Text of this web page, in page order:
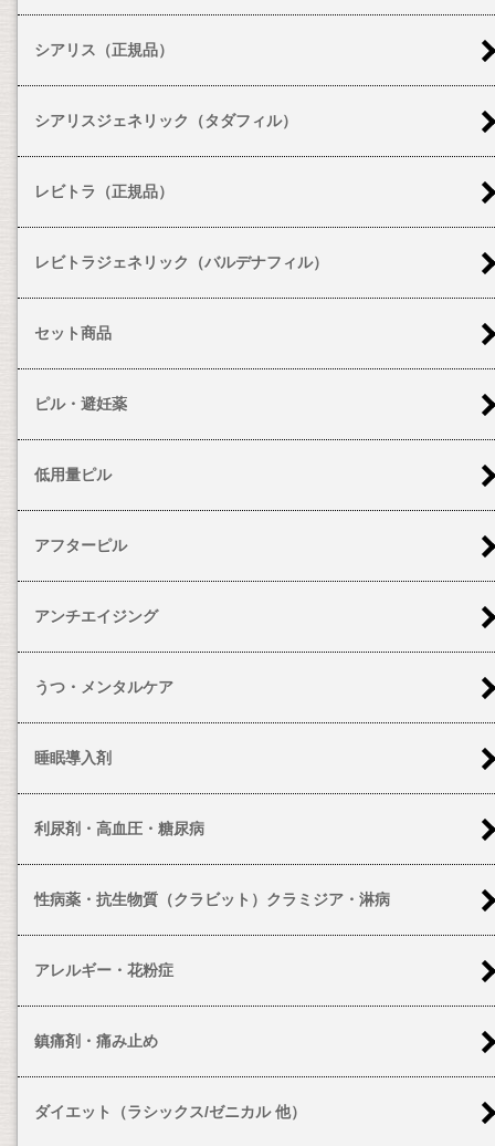
シアリス（正規品）
シアリスジェネリック（タダフィル）
レビトラ（正規品）
レビトラジェネリック（バルデナフィル）
セット商品
ピル・避妊薬
低用量ピル
アフターピル
アンチエイジング
うつ・メンタルケア
睡眠導入剤
利尿剤・高血圧・糖尿病
性病薬・抗生物質（クラビット）クラミジア・淋病
アレルギー・花粉症
鎮痛剤・痛み止め
ダイエット（ラシックス/ゼニカル 他）